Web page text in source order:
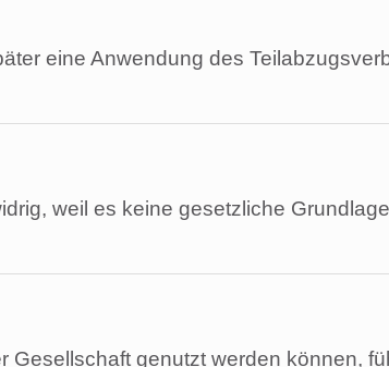
eine Anwendung des
weil es keine gesetzliche
genutzt werden können,